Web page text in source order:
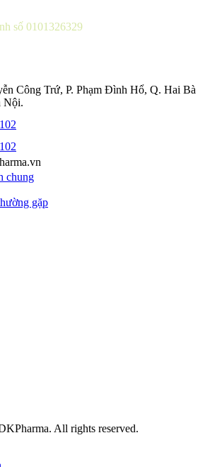
số 0101326329
Công Trứ, P. Phạm Đình Hổ, Q. Hai Bà
Nội.
chung
gặp
All rights reserved.